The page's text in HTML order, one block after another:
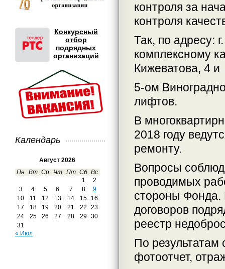
Конкурсный
отбор
подрядных
организаций
Календарь
Август 2026
Пн Вт Ср Чт Пт Сб Вс
1
2
3
4 5 6 7 8
9
10
11 12 13 14 15
16
17
18 19 20 21 22
23
24
25 26 27 28 29
30
31
« Июл
контроля за
контроля
Так, по адресу:
комплексному
Кижеватова, 4 и
5-ом
лифтов.
В
2018 году
ремонту.
Вопросы
проводимых
стороны Фонда.
договоров
реестр
По результатам
фотоотчет,